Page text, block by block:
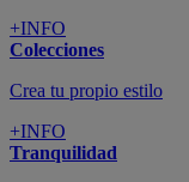
+INFO
Colecciones
Crea tu propio estilo
+INFO
Tranquilidad